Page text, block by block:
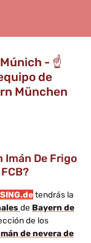
- ☝️
de
München
Imán De Frigo
tendrás la
de Bayern de
de los
de nevera de